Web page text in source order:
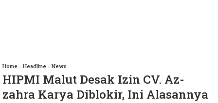
Home » Headline » News
HIPMI Malut Desak Izin CV. Az-
zahra Karya Diblokir, Ini Alasannya